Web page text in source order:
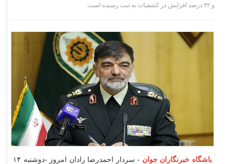
و ۴۲ درصد افزایش در کشفیات به ثبت رسیده است.
باشگاه خبرنگاران جوان
- سردار احمدرضا رادان امروز -دوشنبه ۱۴